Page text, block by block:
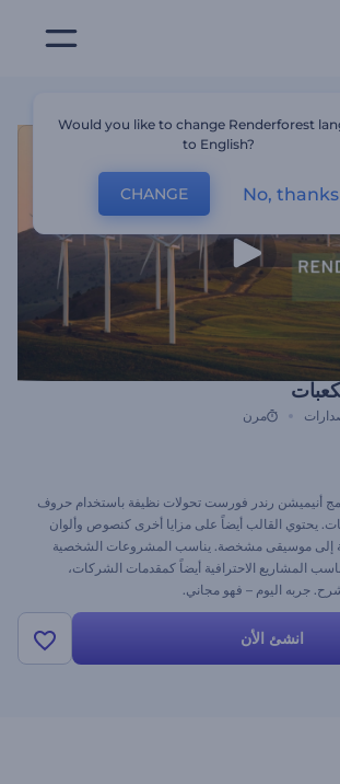
مرن
أنيميشن رندر فورست تحولات نظيفة باستخدام حروف
يحتوي القالب أيضاً على مزايا أخرى كنصوص وألوان
إلى موسيقى مشخصة. يناسب المشروعات الشخصية
المشاريع الاحترافية أيضاً كمقدمات الشركات،
جربه اليوم – فهو مجاني.
انشئ الأن
Would you like to change Renderforest
to English?
CHANGE No, thanks